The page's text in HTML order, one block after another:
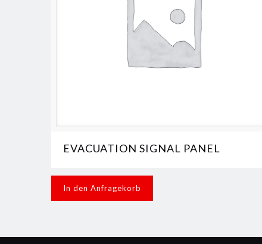
EVACUATION SIGNAL PANEL
In den Anfragekorb